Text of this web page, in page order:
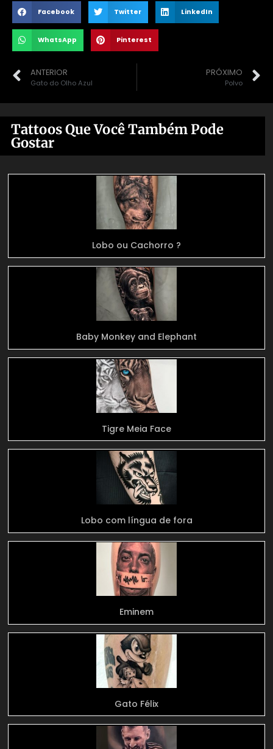
Facebook Twitter LinkedIn
WhatsApp Pinterest
ANTERIOR
Gato do Olho Azul
PRÓXIMO
Polvo
Tattoos Que Você Também Pode
Gostar
Lobo ou Cachorro ?
Baby Monkey and Elephant
Tigre Meia Face
Lobo com língua de fora
Eminem
Gato Félix